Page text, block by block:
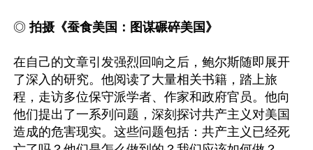
◎ 拍摄《蚕食美国：图谋碾碎美国》
在自己的文章引发强烈回响之后，鲍尔斯随即展开
了深入的研究。他阅读了大量相关书籍，踏上旅
程，走访多位保守派学者、作家和政府官员。他向
他们提出了一系列问题，深刻探讨共产主义对美国
造成的危害现实。这些问题包括：共产主义已经死